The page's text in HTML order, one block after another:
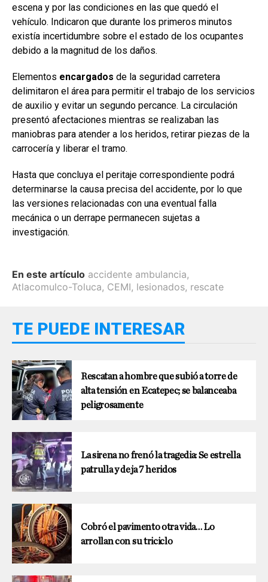
escena y por las condiciones en las que quedó el
vehículo. Indicaron que durante los primeros minutos
existía incertidumbre sobre el estado de los ocupantes
debido a la magnitud de los daños.
Elementos encargados de la seguridad carretera
delimitaron el área para permitir el trabajo de los servicios
de auxilio y evitar un segundo percance. La circulación
presentó afectaciones mientras se realizaban las
maniobras para atender a los heridos, retirar piezas de la
carrocería y liberar el tramo.
Hasta que concluya el peritaje correspondiente podrá
determinarse la causa precisa del accidente, por lo que
las versiones relacionadas con una eventual falla
mecánica o un derrape permanecen sujetas a
investigación.
En este artículo accidente ambulancia,
Atlacomulco-Toluca, CEMI, lesionados, rescate
TE PUEDE INTERESAR
Rescatan a hombre que subió a torre de
alta tensión en Ecatepec; se balanceaba
peligrosamente
La sirena no frenó la tragedia: Se estrella
patrulla y deja 7 heridos
Cobró el pavimento otra vida… Lo
arrollan con su triciclo